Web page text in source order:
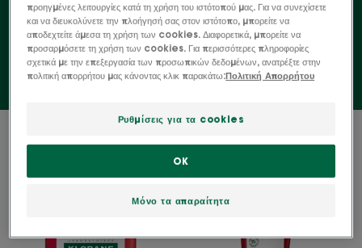
προσωπικότητα!
προηγμένες λειτουργίες κατά τη χρήση του ιστότοπού μας. Για να συνεχίσετε
και να διευκολύνετε την πλοήγησή σας στον ιστότοπο, μπορείτε να
αποδεχτείτε άμεσα τη χρήση των cookies. Διαφορετικά, μπορείτε να
προσαρμόσετε τη χρήση των cookies. Για περισσότερες πληροφορίες
σχετικά με την επεξεργασία των προσωπικών δεδομένων, ανατρέξτε στην
πολιτική απορρήτου μας κάνοντας κλικ παρακάτω:Πολιτική Απορρήτου
Ρυθμίσεις για τα cookies
Μόνο τα απαραίτητα
OK